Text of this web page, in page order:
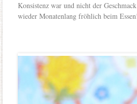
Konsistenz war und nicht der
wieder Monatenlang fröhlich beim